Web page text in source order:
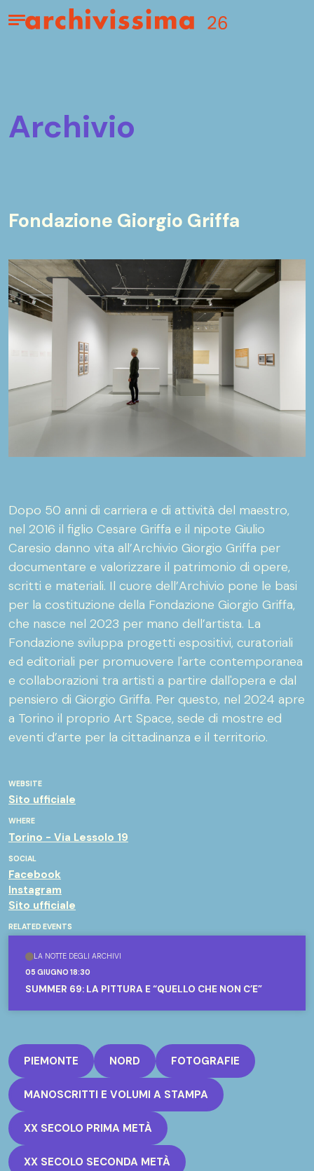
Home page
Apri il menu
archivio
Fondazione Giorgio Griffa
WEBSITE
Sito ufficiale
WHERE
Torino - Via Lessolo 19
SOCIAL
Facebook
Instagram
Sito ufficiale
RELATED EVENTS
LA NOTTE DEGLI ARCHIVI
05 GIUGNO 18:30
SUMMER 69: LA PITTURA E “QUELLO CHE NON C’È”
PIEMONTE NORD FOTOGRAFIE
MANOSCRITTI E VOLUMI A STAMPA
XX SECOLO PRIMA METÀ
XX SECOLO SECONDA METÀ
Dopo 50 anni di carriera e di attività del maestro,
nel 2016 il figlio Cesare Griffa e il nipote Giulio
Caresio danno vita all’Archivio Giorgio Griffa per
documentare e valorizzare il patrimonio di opere,
scritti e materiali. Il cuore dell’Archivio pone le basi
per la costituzione della Fondazione Giorgio Griffa,
che nasce nel 2023 per mano dell’artista. La
Fondazione sviluppa progetti espositivi, curatoriali
ed editoriali per promuovere l'arte contemporanea
e collaborazioni tra artisti a partire dall'opera e dal
pensiero di Giorgio Griffa. Per questo, nel 2024 apre
a Torino il proprio Art Space, sede di mostre ed
eventi d’arte per la cittadinanza e il territorio.